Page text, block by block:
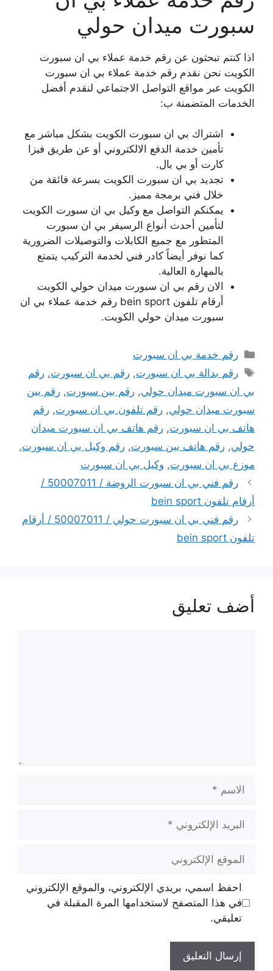
سبورت ميدان حولي
اذا كنتم تبحثون عن رقم خدمة عملاء بي ان سبورت
الكويت نحن نقدم رقم خدمة عملاء بي ان سبورت
الكويت عبر مواقع التواصل الاجتماعي لنقدم أفضل
الخدمات المتضمنة ب:
اشتراك بي ان سبورت الكويت بشكل مباشر مع
تأمين خدمة الدفع الالكتروني أو عن طريق فيزا
كارت أو بي بال.
تجديد بي ان سبورت الكويت بسرعة فائقة من
خلال فني برمجة مميز.
يمكنكم التواصل مع وكيل بي ان سبورت الكويت
لتأمين أحدث أنواع الرسيفر بي ان سبورت
المتطور مع جميع الكابلات والتوصيلات الضرورية
كما نوفر أيضاً كادر فني لخدمة التركيب يتمتع
بالمهارة العالية.
الان رقم بي ان سبورت ميدان حولي الكويت
أرقام تلفون bein sport رقم خدمة عملاء بي ان
سبورت ميدان حولي الكويت.
التصنيفات
رقم خدمة بي ان سبورت
الوسوم
رقم بدالة بي ان سبورت,رقم بي ان سبورت,رقم
بي ان سبورت ميدان حولي, رقم بين سبورت, رقم بين
سبورت ميدان حولي, رقم تلفون بي ان سبورت, رقم
هاتف بي ان سبورت, رقم هاتف بي ان سبورت ميدان
حولي, رقم هاتف بين سبورت, رقم وكيل بي ان سبورت,
موزع بي ان سبورت, وكيل بي ان سبورت
رقم فني بي ان سبورت الروضة / 50007011 /
أرقام تلفون bein sport
رقم فني بي ان سبورت حولي / 50007011 / أرقام
تلفون bein sport
أضف تعليق
الاسم
البريد
الإلكتروني
الموقع
الإلكتروني
احفظ اسمي، بريدي الإلكتروني، والموقع الإلكتروني
في هذا المتصفح لاستخدامها المرة المقبلة في
تعليقي.